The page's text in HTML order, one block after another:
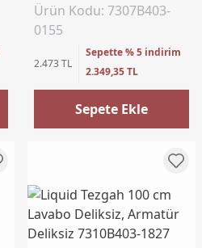
Ürün Kodu: 7307B403-
0155
2.473 TL
Sepette % 5 indirim
2.349,35 TL
Sepete Ekle